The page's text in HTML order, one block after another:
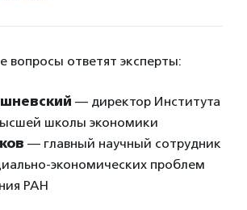
вопросы ответят эксперты:
— директор Института
школы экономики
— главный научный сотрудник
экономических проблем
РАН